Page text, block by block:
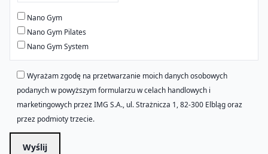
Nano Gym
Nano Gym Pilates
Nano Gym System
Wyrażam zgodę na przetwarzanie moich danych osobowych
podanych w powyższym formularzu w celach handlowych i
marketingowych przez IMG S.A., ul. Strażnicza 1, 82-300 Elbląg oraz
przez podmioty trzecie.
Wyślij